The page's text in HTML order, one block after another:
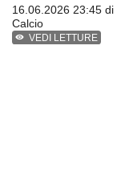
16.06.2026 23:45 di
Calcio
VEDI LETTURE